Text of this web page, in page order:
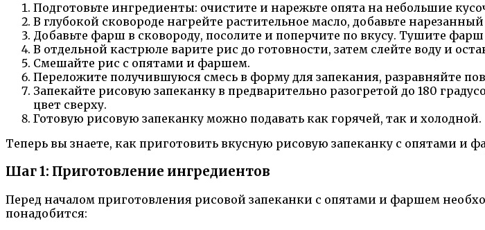
Подготовьте ингредиенты: очистите и нарежьте опята на небольшие
В глубокой сковороде нагрейте растительное масло, добавьте
Добавьте фарш в сковороду, посолите и поперчите по вкусу. Тушите
В отдельной кастрюле варите рис до готовности, затем слейте воду и
Смешайте рис с опятами и фаршем.
Переложите получившуюся смесь в форму для запекания, разравняйте
Запекайте рисовую запеканку в предварительно разогретой до 180
цвет сверху.
Готовую рисовую запеканку можно подавать как горячей, так и холодной.
Теперь вы знаете, как приготовить вкусную рисовую запеканку с опятами и
Шаг 1: Приготовление ингредиентов
Перед началом приготовления рисовой запеканки с опятами и фаршем
понадобится: